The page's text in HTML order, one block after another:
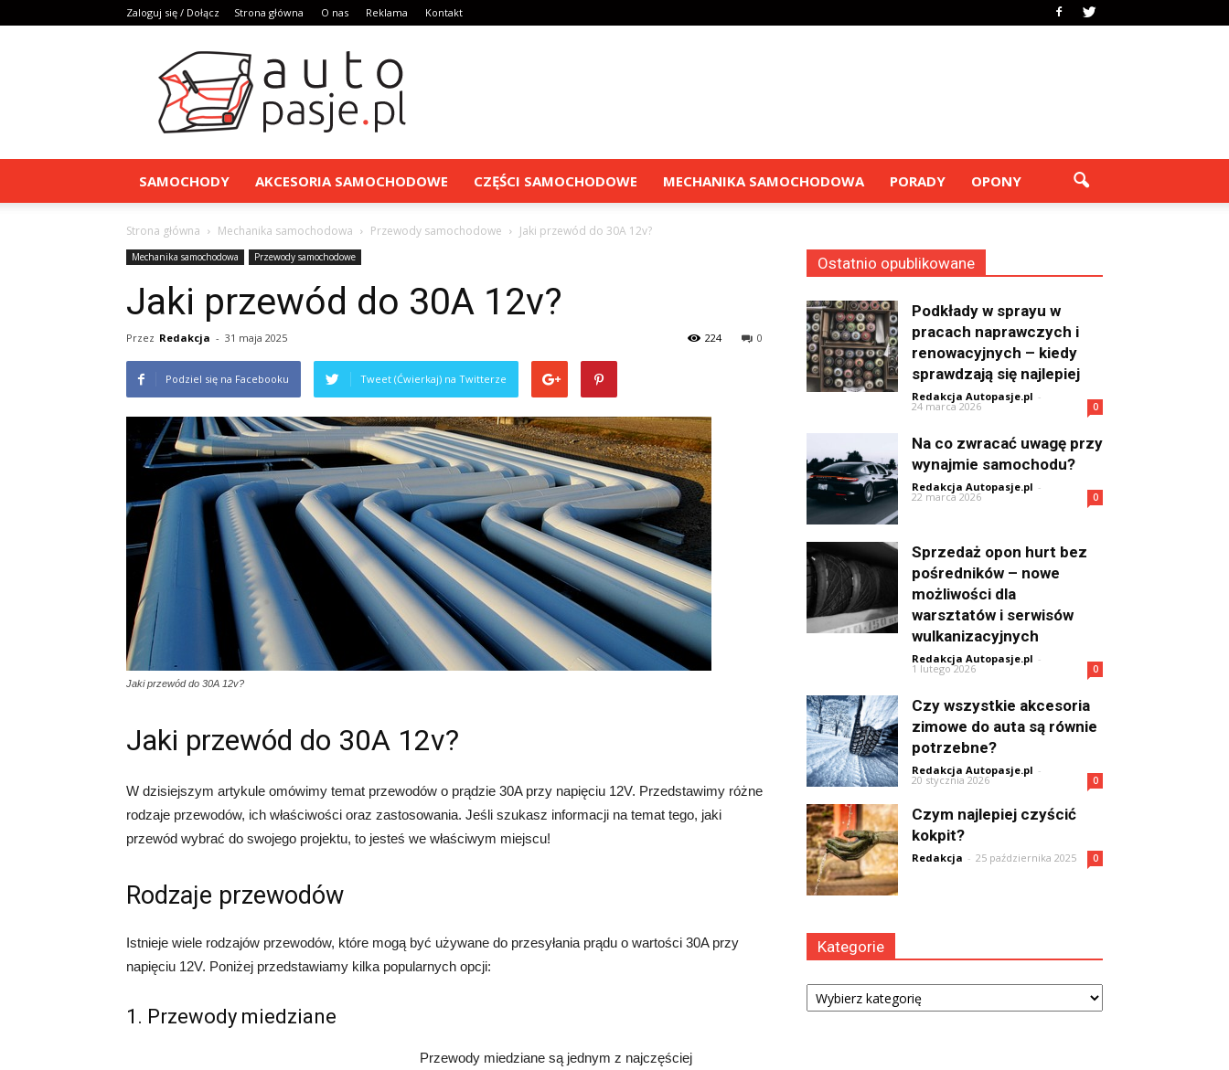
Zaloguj się / Dołącz Strona główna O nas Reklama Kontakt
AutoPasje.pl
SAMOCHODY AKCESORIA SAMOCHODOWE CZĘŚCI SAMOCHODOWE MECHANIKA SAMOCHODOWA PORADY OPONY
Strona główna Mechanika samochodowa Przewody samochodowe Jaki przewód do 30A 12v?
Mechanika samochodowa Przewody samochodowe
Jaki przewód do 30A 12v?
Przez Redakcja - 31 maja 2025 0
224
Podziel się na Facebooku Tweet (Ćwierkaj) na Twitterze
Jaki przewód do 30A 12v?
Jaki przewód do 30A 12v?
W dzisiejszym artykule omówimy temat przewodów o prądzie 30A przy napięciu 12V. Przedstawimy różne
rodzaje przewodów, ich właściwości oraz zastosowania. Jeśli szukasz informacji na temat tego, jaki
przewód wybrać do swojego projektu, to jesteś we właściwym miejscu!
Rodzaje przewodów
Istnieje wiele rodzajów przewodów, które mogą być używane do przesyłania prądu o wartości 30A przy
napięciu 12V. Poniżej przedstawiamy kilka popularnych opcji:
1. Przewody miedziane
Przewody miedziane są jednym z najczęściej
Ostatnio opublikowane
Podkłady w sprayu w
pracach naprawczych i
renowacyjnych – kiedy
sprawdzają się najlepiej
Redakcja Autopasje.pl -
24 marca 2026 0
Na co zwracać uwagę przy
wynajmie samochodu?
Redakcja Autopasje.pl -
22 marca 2026 0
Sprzedaż opon hurt bez
pośredników – nowe
możliwości dla
warsztatów i serwisów
wulkanizacyjnych
Redakcja Autopasje.pl -
1 lutego 2026 0
Czy wszystkie akcesoria
zimowe do auta są równie
potrzebne?
Redakcja Autopasje.pl -
20 stycznia 2026 0
Czym najlepiej czyścić
kokpit?
Redakcja - 25 października 2025 0
Kategorie
Kategorie